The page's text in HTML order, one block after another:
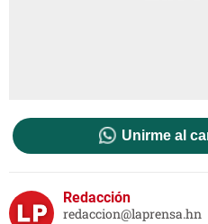
Unirme al
Redacción
redaccion@laprensa.hn